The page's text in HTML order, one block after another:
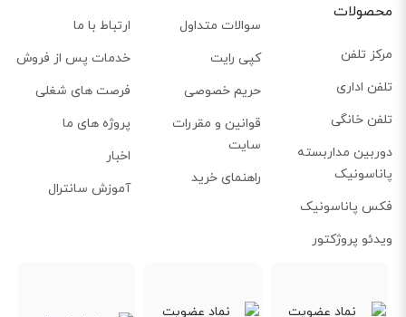
محصولات
مرکز تلفن
تلفن اداری
تلفن خانگی
دوربین مداربسته
پاناسونیک
فکس پاناسونیک
ویدئو پروژکتور
سوالات متداول
کپی رایت
حریم خصوصی
قوانین و مقررات
سایت
راهنمای خرید
ارتباط با ما
خدمات پس از فروش
فرصت های شغلی
پروژه های ما
اخبار
آموزش سانترال